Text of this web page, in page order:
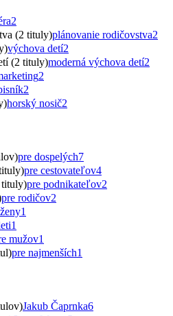
2
(2 tituly)plánovanie rodičovstva2
výchova detí2
(2 tituly)moderná výchova detí2
2
2
horský nosič2
pre dospelých7
pre cestovateľov4
pre podnikateľov2
pre rodičov2
1
1
mužov1
pre najmenších1
Jakub Čaprnka6